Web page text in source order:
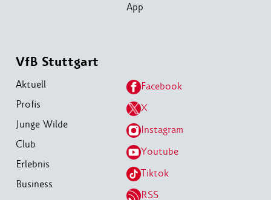
App
VfB Stuttgart
Aktuell
Profis
Junge Wilde
Club
Erlebnis
Business
Facebook
X
Instagram
Youtube
Tiktok
RSS